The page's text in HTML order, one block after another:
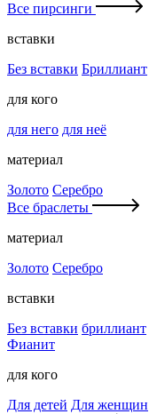
Все пирсинги
вставки
Без вставки Бриллиант
для кого
для него для неё
материал
Золото Серебро
Все браслеты
материал
Золото Серебро
вставки
Без вставки бриллиант
Фианит
для кого
Для детей Для женщин